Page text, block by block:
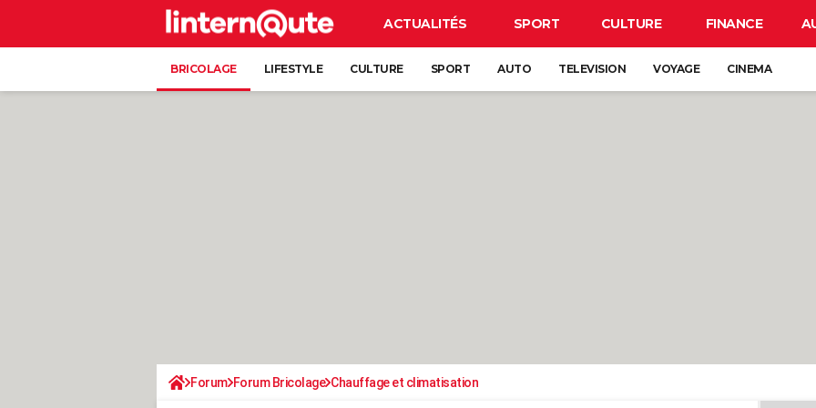
ACTUALITÉS SPORT CULTURE FINANCE
BRICOLAGE LIFESTYLE CULTURE SPORT AUTO TELEVISION VOYAGE CINEMA
Forum Forum Bricolage Chauffage et climatisation